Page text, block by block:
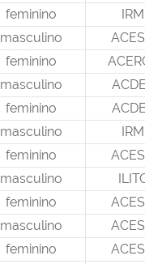
feminino
masculino
feminino
masculino
feminino
masculino
feminino
masculino
feminino
masculino
feminino